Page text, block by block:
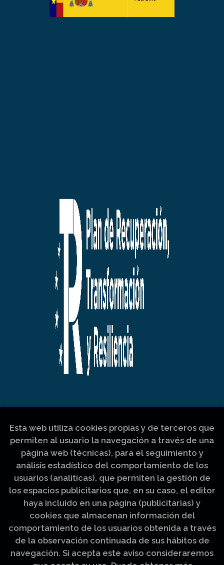
Esta web utiliza cookies propias y de terceros que
permiten al usuario la navegación a través de una
página web (técnicas), para el seguimiento y
análisis estadístico del comportamiento de los
usuarios (analíticas), que permiten la gestión de
los espacios publicitarios que, en su caso, el editor
haya incluido en una página (publicitarias) y
cookies que almacenan información del
comportamiento de los usuarios obtenida a través
de la observación continuada de sus hábitos de
navegación. Si acepta este aviso consideraremos